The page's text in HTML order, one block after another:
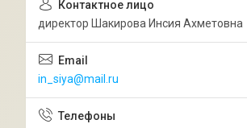
директор Шакирова Инсия Ахметовна
in_siya@mail.ru